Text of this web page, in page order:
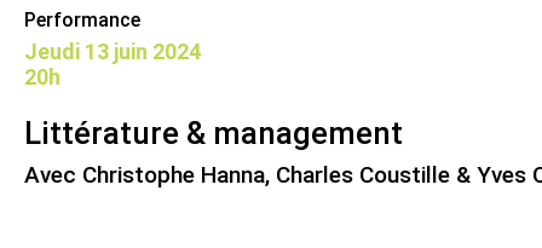
Performance
jeudi 13 juin 2024
20h
Littérature & management
Avec Christophe Hanna, Charles Coustille & Yves